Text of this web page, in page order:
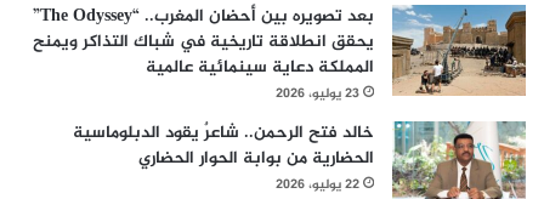
بعد تصويره بين أحضان المغرب.. “The Odyssey”
يحقق انطلاقة تاريخية في شباك التذاكر ويمنح
المملكة دعاية سينمائية عالمية
23 يوليو، 2026
خالد فتح الرحمن.. شاعرٌ يقود الدبلوماسية
الحضارية من بوابة الحوار الحضاري
22 يوليو، 2026